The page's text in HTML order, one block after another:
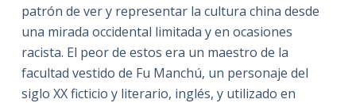
patrón de ver y representar la cultura china desde
una mirada occidental limitada y en ocasiones
racista. El peor de estos era un maestro de la
facultad vestido de Fu Manchú, un personaje del
siglo XX ficticio y literario, inglés, y utilizado en